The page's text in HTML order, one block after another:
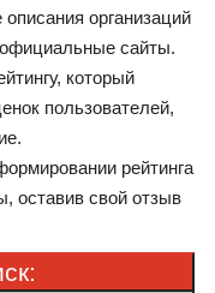
организаций
сайты.
который
пользователей,
рейтинга
оставив свой отзыв